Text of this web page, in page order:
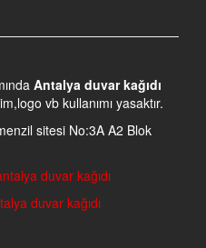
Antalya duvar kağıdı
vb kullanımı yasaktır.
sitesi No:3A A2 Blok
duvar kağıdı
duvar kağıdı